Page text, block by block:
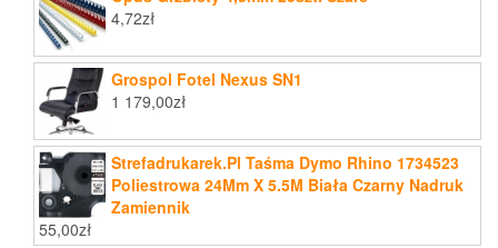
4,72zł
Grospol Fotel Nexus SN1
1 179,00zł
Strefadrukarek.Pl Taśma Dymo Rhino 1734523
Poliestrowa 24Mm X 5.5M Biała Czarny Nadruk
Zamiennik
55,00zł